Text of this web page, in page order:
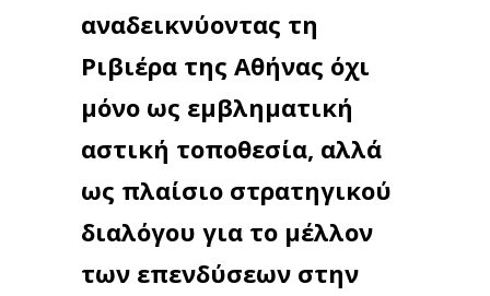
αναδεικνύοντας τη
Ριβιέρα της Αθήνας όχι
μόνο ως εμβληματική
αστική τοποθεσία, αλλά
ως πλαίσιο στρατηγικού
διαλόγου για το μέλλον
των επενδύσεων στην